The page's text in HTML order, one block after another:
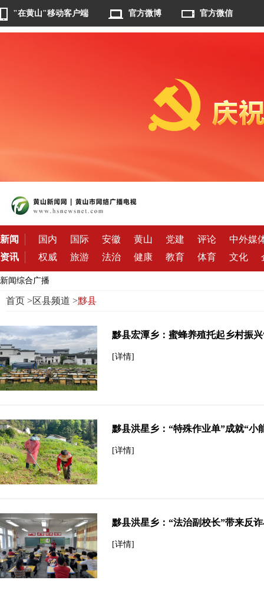
"在黄山"移动客户端 官方微博 官方微信
新闻 国内 国际 安徽 黄山 党建 评论
中外媒
资讯
权威 旅游 法治 健康 教育 体育 文化
新闻综合广播
首页>区县频道 >黟县
黟县宏潭乡：蜜蜂养殖托起乡村振
[详情]
黟县洪星乡：“特殊作业单”成就“小
[详情]
黟县洪星乡：“法治副校长”带来反
[详情]